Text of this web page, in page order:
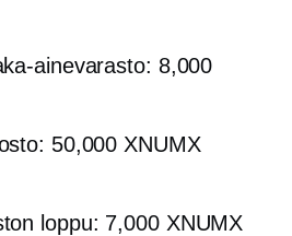
ainevarasto: 8,000
50,000 XNUMX
loppu: 7,000 XNUMX